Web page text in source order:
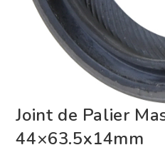
Joint de Palier
44×63.5x14mm